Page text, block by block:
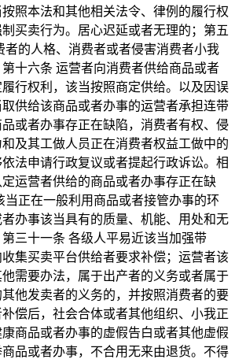
照本法和其他相关法令、律例的履行权
买卖行为。居心迟延或者无理的；第五
者的人格、消费者或者侵害消费者小我
十六条 运营者向消费者供给商品或者
行权利，该当按照商定供给。以及因误
供给该商品或者办事的运营者承担连带
或者办事存正在缺陷，消费者有权、侵
及其工做人员正在消费者权益工做中的
法申请行政复议或者提起行政诉讼。相
运营者供给的商品或者办事存正在缺
当正在一般利用商品或者接管办事的环
办事该当具有的质量、机能、用处和无
三十一条 各级人平易近该当加强带
集买卖平台供给者要求补偿；运营者该
需要办法，属于出产者的义务或者属于
他发卖者的义务的，并按照消费者的要
偿后，社会合体或者其他组织、小我正
商品或者办事的虚假告白或者其他虚假
品或者办事，不合用无来由退货。不得